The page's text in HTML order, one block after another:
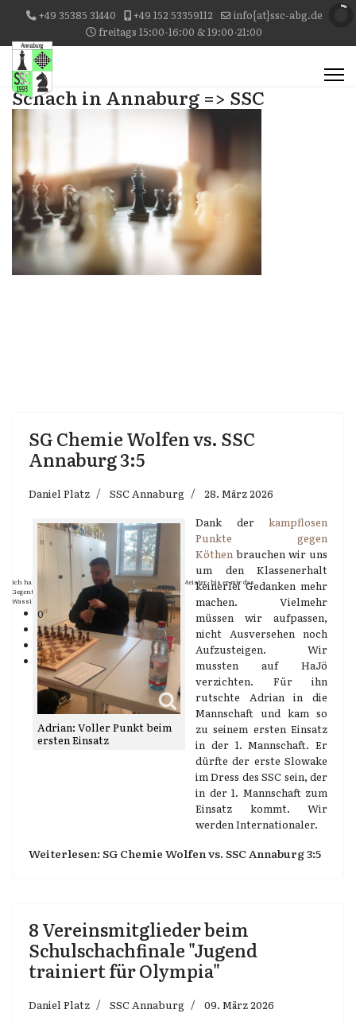
+49 35385 31440 +49 152 53359112
info{at}ssc-abg.de
freitags 15:00-16:00 & 19:00-21:00
Schach in Annaburg => SSC
Ich halte jeden, mit dem ich spiele, so lange für einen Meister, bis er mir das
Gegenteil bewiesen hat.
Wassili Panow
0
1
2
3
SG Chemie Wolfen vs. SSC
Annaburg 3:5
Daniel Platz SSC Annaburg 28. März 2026
Adrian: Voller Punkt beim
ersten Einsatz
Dank der kampflosen
Punkte gegen
Köthen brauchen wir uns
um den Klassenerhalt
keinerlei Gedanken mehr
machen. Vielmehr
müssen wir aufpassen,
nicht Ausversehen noch
Aufzusteigen. Wir
mussten auf HaJö
verzichten. Für ihn
rutschte Adrian in die
Mannschaft und kam so
zu seinem ersten Einsatz
in der 1. Mannschaft. Er
dürfte der erste Slowake
im Dress des SSC sein, der
in der 1. Mannschaft zum
Einsatz kommt. Wir
werden Internationaler.
Weiterlesen: SG Chemie Wolfen vs. SSC Annaburg 3:5
8 Vereinsmitglieder beim
Schulschachfinale "Jugend
trainiert für Olympia"
Daniel Platz SSC Annaburg 09. März 2026